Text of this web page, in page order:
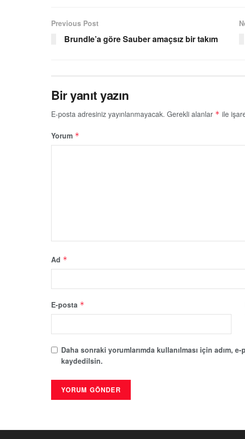
Previous Post
Brundle’a göre Sauber amaçsız bir takım
Bir yanıt yazın
E-posta adresiniz yayınlanmayacak. Gerekli alanlar * ile
Yorum *
Ad *
E-posta *
Daha sonraki yorumlarımda kullanılması için adım,
kaydedilsin.